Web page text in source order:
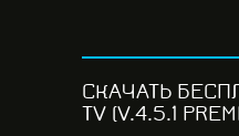
СКАЧАТЬ
TV (V.4.5.1